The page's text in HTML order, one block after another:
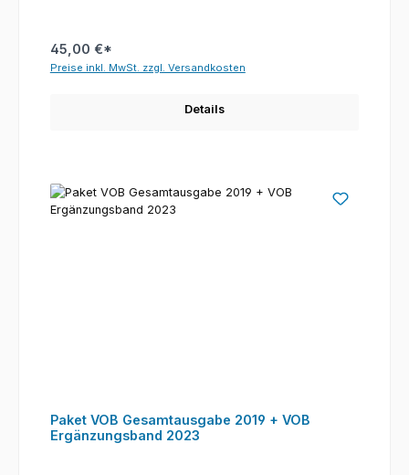
45,00 €*
Preise inkl. MwSt. zzgl. Versandkosten
Details
Paket VOB Gesamtausgabe 2019 + VOB
Ergänzungsband 2023